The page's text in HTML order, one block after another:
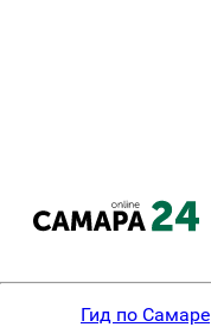
Гид по Самаре